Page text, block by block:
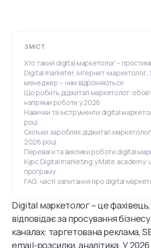
ЗМІСТ
Хто такий digital маркетолог –
Digital marketer, інтернет-маркетолог,
менеджер – чим відрізняються
Що робить діджитал маркетолог:
напрями роботи у 2026
Навички та інструменти digital
році
Скільки заробляє діджитал маркетолог
2026 році
Переваги та виклики роботи digital
Курс Digital marketing у Mate academy:
програму
FAQ: часті запитання про digital
Digital маркетолог – це фахівець,
відповідає за просування
каналах: таргетована реклама,
email-розсилки, аналітика. У